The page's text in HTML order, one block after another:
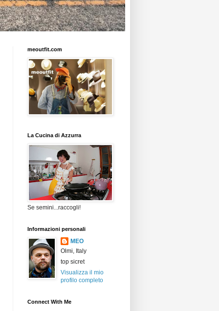
meoutfit.com
La Cucina di Azzurra
Se semini...raccogli!
Informazioni personali
MEO
Olmi, Italy
top sicret
Visualizza il mio
profilo completo
Connect With Me